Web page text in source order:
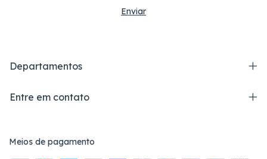
Departamentos
Entre em contato
Meios de pagamento